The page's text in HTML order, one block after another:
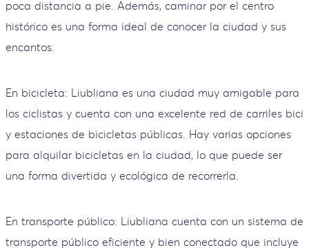
poca distancia a pie. Además, caminar por el centro
histórico es una forma ideal de conocer la ciudad y sus
encantos.
En bicicleta: Liubliana es una ciudad muy amigable para
los ciclistas y cuenta con una excelente red de carriles bici
y estaciones de bicicletas públicas. Hay varias opciones
para alquilar bicicletas en la ciudad, lo que puede ser
una forma divertida y ecológica de recorrerla.
En transporte público: Liubliana cuenta con un sistema de
transporte público eficiente y bien conectado que incluye